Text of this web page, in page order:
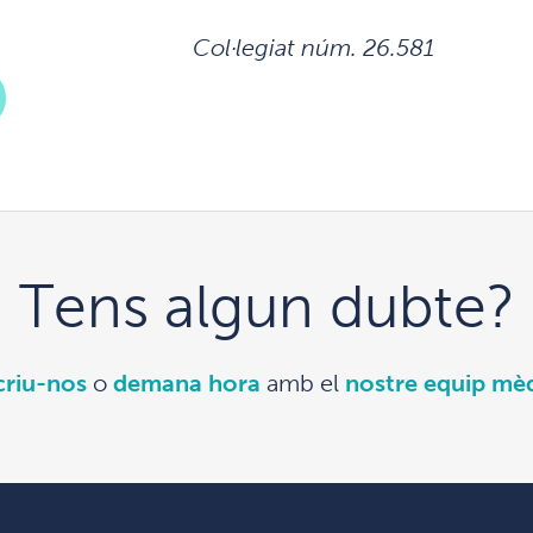
Col·legiat núm. 26.581
Tens algun dubte?
nos o demana hora amb el nostre equip